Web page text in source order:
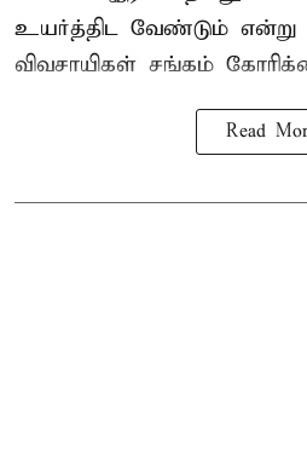
உயர்த்திட வேண்டும் என்று
விவசாயிகள் சங்கம்
Read